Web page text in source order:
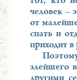
человек –
от
спать и
приходит в
злейшего